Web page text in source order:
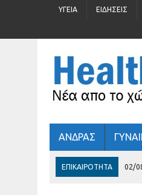
ΥΓΕΊΑ ΕΙΔΉΣΕΙΣ
ΑΝΔΡΑΣ
ΕΠΙΚΑΙΡΌΤΗΤΑ 02/